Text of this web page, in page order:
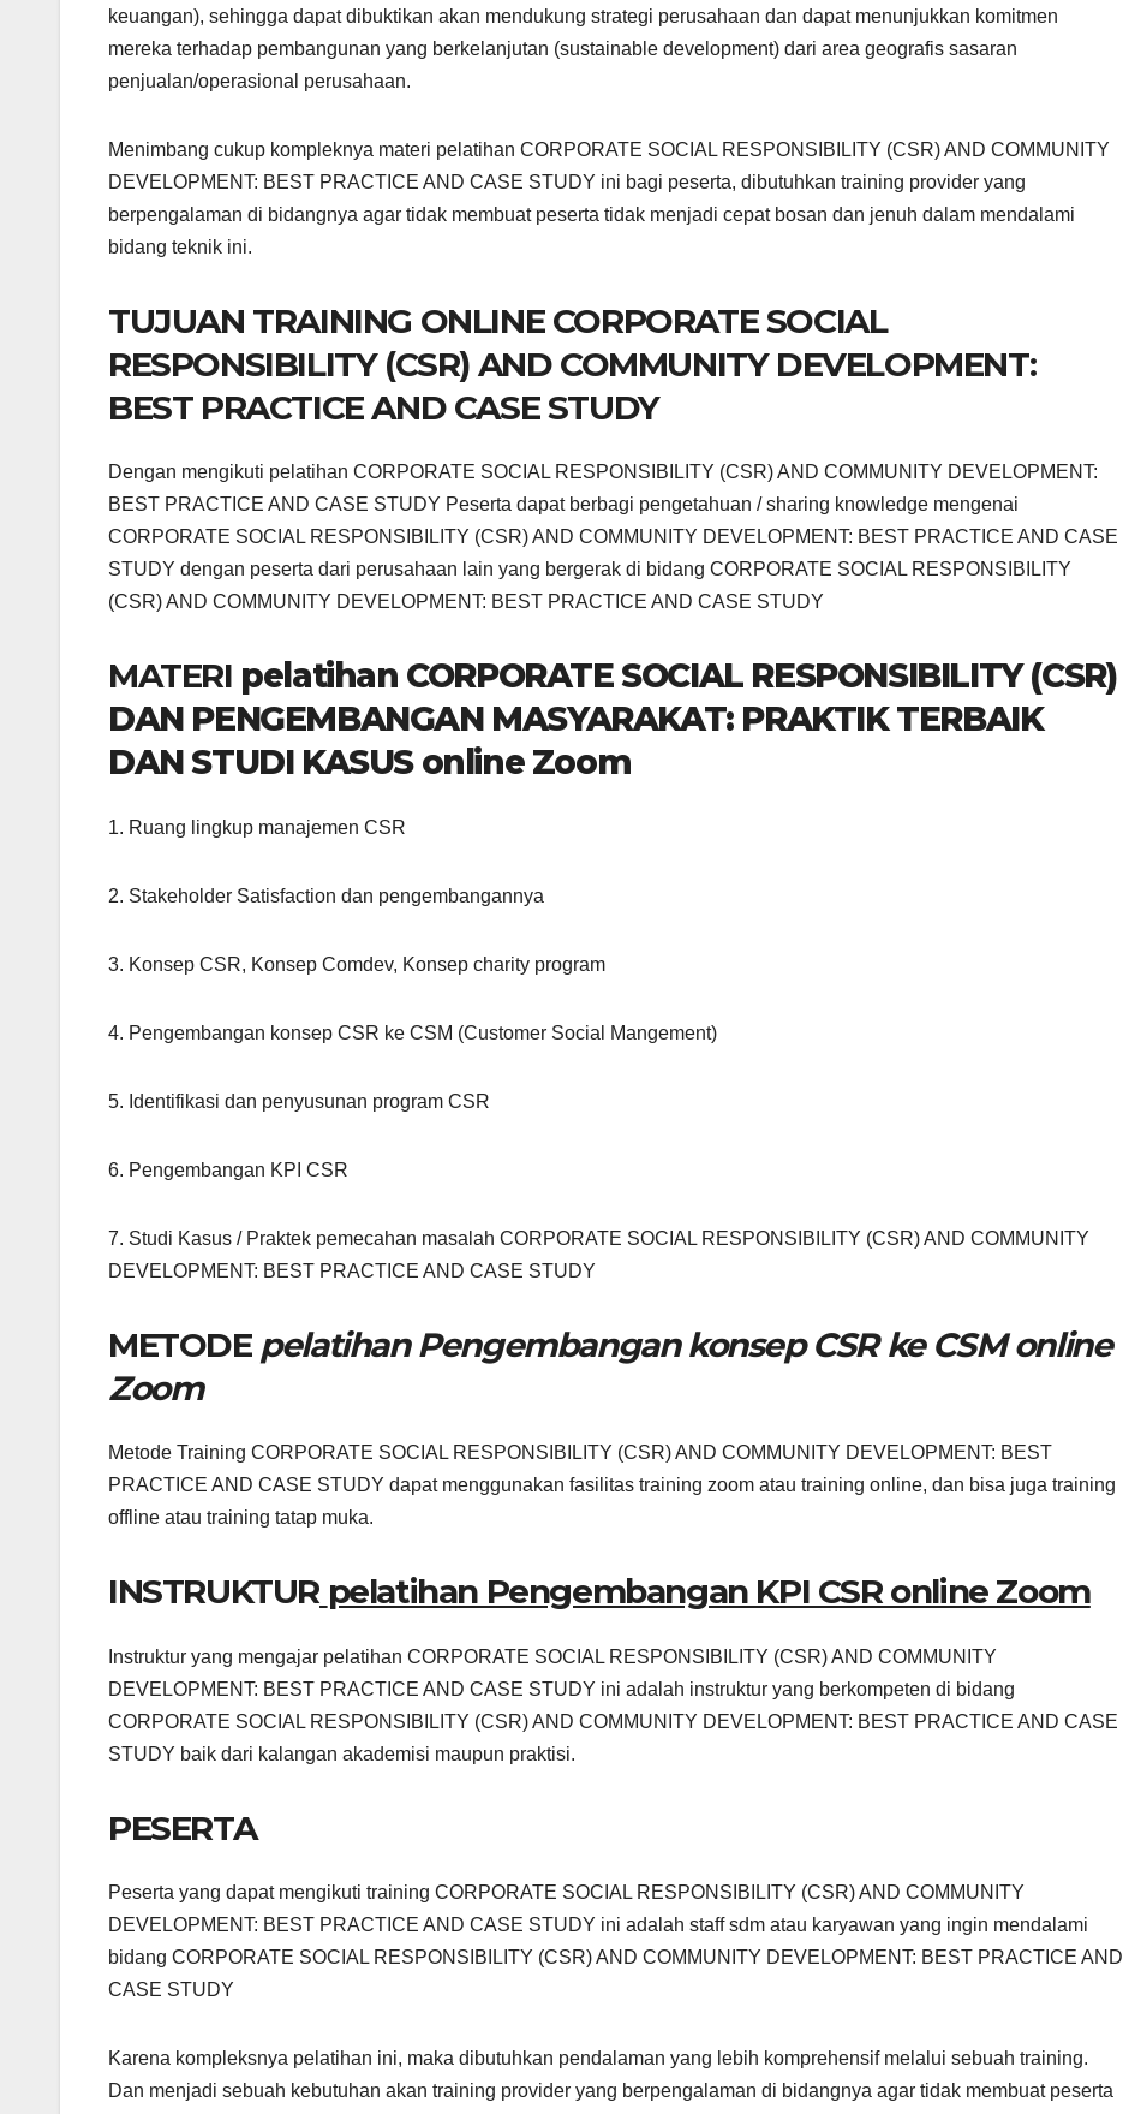
keuangan), sehingga dapat dibuktikan akan mendukung strategi perusahaan dan dapat menunjukkan komitmen
mereka terhadap pembangunan yang berkelanjutan (sustainable development) dari area geografis sasaran
penjualan/operasional perusahaan.
Menimbang cukup kompleknya materi pelatihan CORPORATE SOCIAL RESPONSIBILITY (CSR) AND COMMUNITY
DEVELOPMENT: BEST PRACTICE AND CASE STUDY ini bagi peserta, dibutuhkan training provider yang
berpengalaman di bidangnya agar tidak membuat peserta tidak menjadi cepat bosan dan jenuh dalam mendalami
bidang teknik ini.
TUJUAN TRAINING ONLINE CORPORATE SOCIAL
RESPONSIBILITY (CSR) AND COMMUNITY DEVELOPMENT:
BEST PRACTICE AND CASE STUDY
Dengan mengikuti pelatihan CORPORATE SOCIAL RESPONSIBILITY (CSR) AND COMMUNITY DEVELOPMENT:
BEST PRACTICE AND CASE STUDY Peserta dapat berbagi pengetahuan / sharing knowledge mengenai
CORPORATE SOCIAL RESPONSIBILITY (CSR) AND COMMUNITY DEVELOPMENT: BEST PRACTICE AND CASE
STUDY dengan peserta dari perusahaan lain yang bergerak di bidang CORPORATE SOCIAL RESPONSIBILITY
(CSR) AND COMMUNITY DEVELOPMENT: BEST PRACTICE AND CASE STUDY
MATERI pelatihan CORPORATE SOCIAL RESPONSIBILITY (CSR)
DAN PENGEMBANGAN MASYARAKAT: PRAKTIK TERBAIK
DAN STUDI KASUS online Zoom
1. Ruang lingkup manajemen CSR
2. Stakeholder Satisfaction dan pengembangannya
3. Konsep CSR, Konsep Comdev, Konsep charity program
4. Pengembangan konsep CSR ke CSM (Customer Social Mangement)
5. Identifikasi dan penyusunan program CSR
6. Pengembangan KPI CSR
7. Studi Kasus / Praktek pemecahan masalah CORPORATE SOCIAL RESPONSIBILITY (CSR) AND COMMUNITY
DEVELOPMENT: BEST PRACTICE AND CASE STUDY
METODE pelatihan Pengembangan konsep CSR ke CSM online
Zoom
Metode Training CORPORATE SOCIAL RESPONSIBILITY (CSR) AND COMMUNITY DEVELOPMENT: BEST
PRACTICE AND CASE STUDY dapat menggunakan fasilitas training zoom atau training online, dan bisa juga training
offline atau training tatap muka.
INSTRUKTUR pelatihan Pengembangan KPI CSR online Zoom
Instruktur yang mengajar pelatihan CORPORATE SOCIAL RESPONSIBILITY (CSR) AND COMMUNITY
DEVELOPMENT: BEST PRACTICE AND CASE STUDY ini adalah instruktur yang berkompeten di bidang
CORPORATE SOCIAL RESPONSIBILITY (CSR) AND COMMUNITY DEVELOPMENT: BEST PRACTICE AND CASE
STUDY baik dari kalangan akademisi maupun praktisi.
PESERTA
Peserta yang dapat mengikuti training CORPORATE SOCIAL RESPONSIBILITY (CSR) AND COMMUNITY
DEVELOPMENT: BEST PRACTICE AND CASE STUDY ini adalah staff sdm atau karyawan yang ingin mendalami
bidang CORPORATE SOCIAL RESPONSIBILITY (CSR) AND COMMUNITY DEVELOPMENT: BEST PRACTICE AND
CASE STUDY
Karena kompleksnya pelatihan ini, maka dibutuhkan pendalaman yang lebih komprehensif melalui sebuah training.
Dan menjadi sebuah kebutuhan akan training provider yang berpengalaman di bidangnya agar tidak membuat peserta